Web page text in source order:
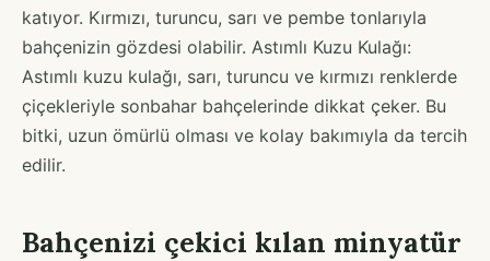
katıyor. Kırmızı, turuncu, sarı ve pembe tonlarıyla
bahçenizin gözdesi olabilir. Astımlı Kuzu Kulağı:
Astımlı kuzu kulağı, sarı, turuncu ve kırmızı renklerde
çiçekleriyle sonbahar bahçelerinde dikkat çeker. Bu
bitki, uzun ömürlü olması ve kolay bakımıyla da tercih
edilir.
Bahçenizi çekici kılan minyatür